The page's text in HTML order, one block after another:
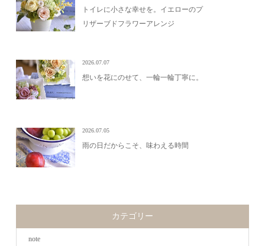
トイレに小さな幸せを。イエローのプ
リザーブドフラワーアレンジ
2026.07.07
想いを花にのせて、一輪一輪丁寧に。
2026.07.05
雨の日だからこそ、味わえる時間
カテゴリー
note